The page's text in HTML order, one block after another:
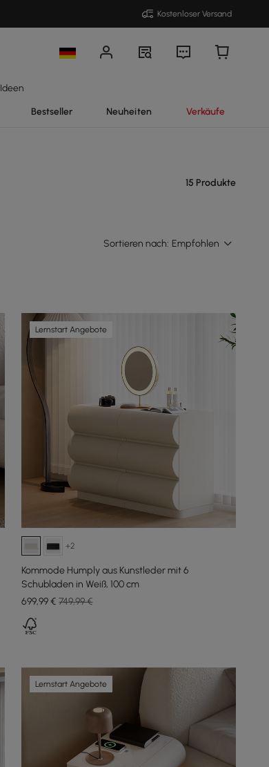
Kostenloser Versand
Bestseller Neuheiten Verkäufe
15 Produkte
Sortieren nach: Empfohlen
Lernstart Angebote
+2
Kommode Humply aus Kunstleder mit 6
Schubladen in Weiß, 100 cm
699,99€ 749,99 €
Lernstart Angebote